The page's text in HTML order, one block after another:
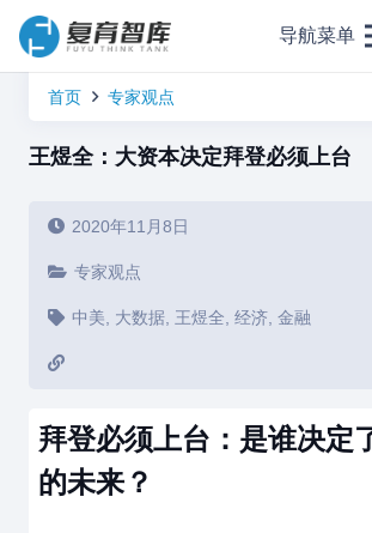
导航菜单
首页 专家观点
王煜全：大资本决定拜登必须上台
2020年11月8日
专家观点
中美 大数据, 王煜全 经济, 金融
拜登必须上台：是谁决定
的未来？